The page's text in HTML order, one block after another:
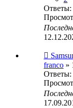
Ответы:
franco »
Ответы: